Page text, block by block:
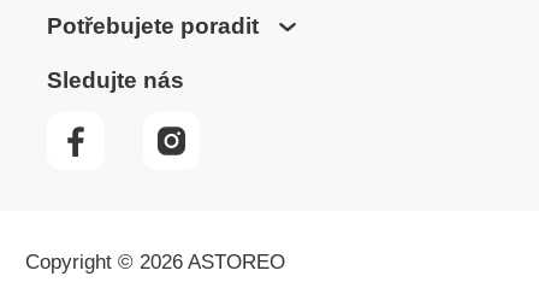
Potřebujete poradit
Sledujte nás
Copyright © 2026 ASTOREO